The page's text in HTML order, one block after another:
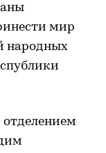
мир
народных
отделением